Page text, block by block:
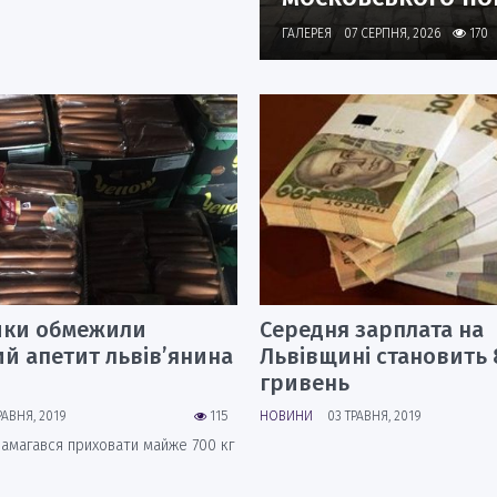
ГАЛЕРЕЯ 07 СЕРПНЯ, 2026 170
обмежили
апетит львів’янина
115
2019
приховати майже 700 кг
Середня зарплата на
Львівщині становить
гривень
НОВИНИ 03 ТРАВНЯ, 2019